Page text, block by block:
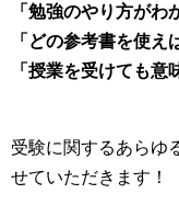
「勉強のやり方が
「どの参考書を使
「授業を受けても
受験に関するあらゆ
せていただきます！